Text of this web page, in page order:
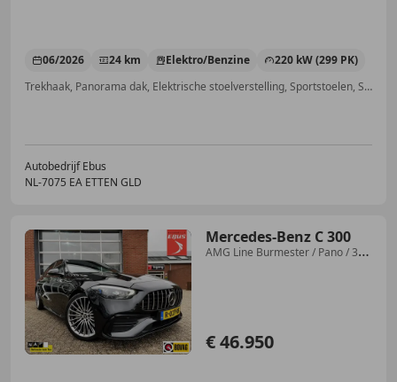
06/2026 24 km Elektro/Benzine
220 kW (299 PK)
Trekhaak, Panorama dak, Elektrische stoelverstelling, Sportstoelen, Sportonderstel, Bandenspanningscontrole, Vermoeidheidsdetectie, Adaptieve Cruise Control
Autobedrijf Ebus
NL-7075 EA ETTEN GLD
Mercedes-Benz C 300
AMG Line Burmester / Pano / 360
€ 46.950